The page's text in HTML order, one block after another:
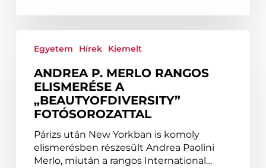
rangos
elismerése
„BeautyOfDiversity”
Egyetem Hírek Kiemelt
ANDREA P. MERLO RANGOS
ELISMERÉSE A
„BEAUTYOFDIVERSITY”
FOTÓSOROZATTAL
Párizs után New Yorkban is komoly
elismerésben részesült Andrea Paolini
Merlo, miután a rangos International…